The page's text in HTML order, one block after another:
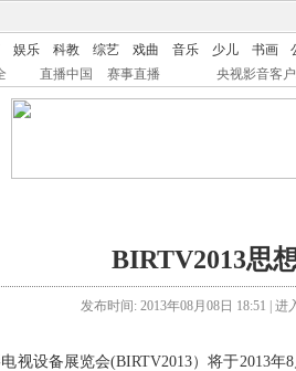
娱乐 科教 综艺 戏曲 音乐 少儿 书画
直播中国 赛事直播 央视影音客
BIRTV2013思
发布时间: 2013年08月08日 18:51 | 进
设备展览会(BIRTV2013）将于2013年